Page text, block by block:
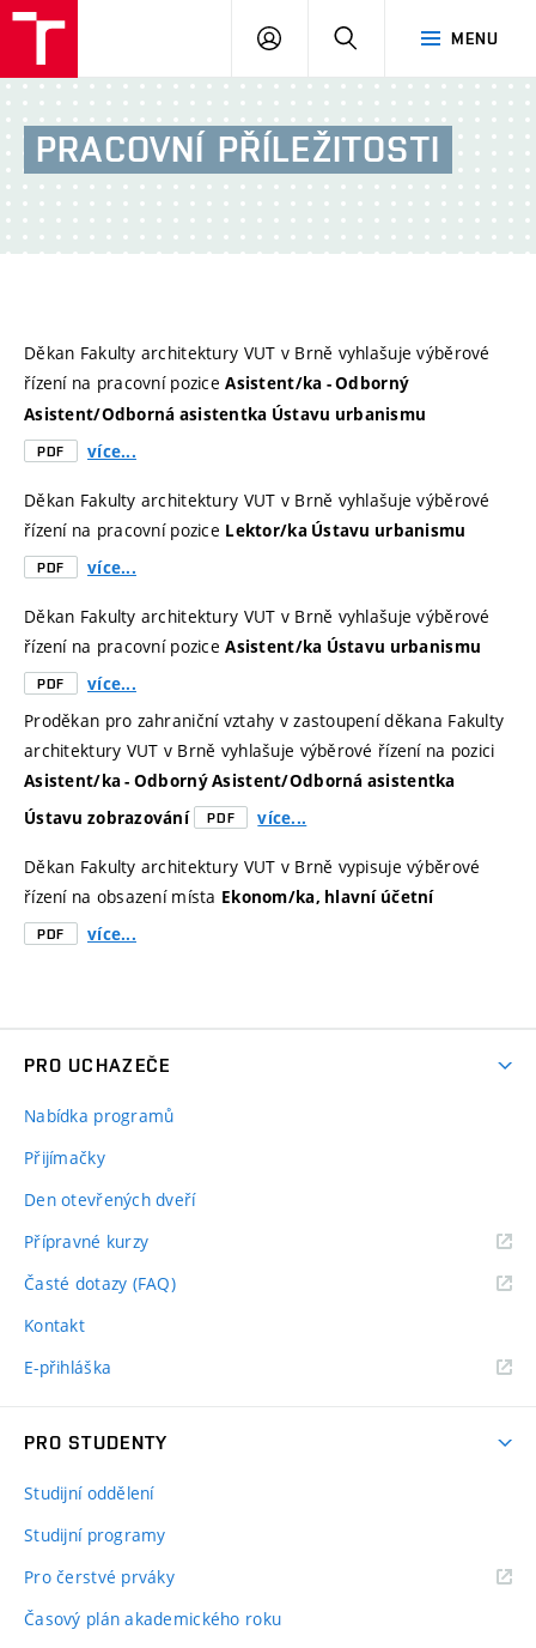
MENU
PŘIHLÁSIT
PRACOVNÍ PŘÍLEŽITOSTI
Děkan Fakulty architektury VUT v Brně vyhlašuje výběrové
řízení na pracovní poziceAsistent/ka - Odborný
Asistent/Odborná asistentka Ústavu urbanismu
PDF více...
Děkan Fakulty architektury VUT v Brně vyhlašuje výběrové
řízení na pracovní pozice Lektor/ka Ústavu urbanismu
PDF více...
Děkan Fakulty architektury VUT v Brně vyhlašuje výběrové
řízení na pracovní poziceAsistent/ka Ústavu urbanismu
PDF více...
Proděkan pro zahraniční vztahy v zastoupení děkana Fakulty
architektury VUT v Brně vyhlašuje výběrové řízení na pozici
Asistent/ka - Odborný Asistent/Odborná asistentka
Ústavu zobrazování
PDF více...
Děkan Fakulty architektury VUT v Brně vypisuje výběrové
řízení na obsazení místa Ekonom/ka, hlavní účetní
PDF více...
PRO UCHAZEČE
Nabídka programů
Přijímačky
Den otevřených dveří
Přípravné kurzy
Časté dotazy (FAQ)
Kontakt
E-přihláška
PRO STUDENTY
Studijní oddělení
Studijní programy
Pro čerstvé prváky
Časový plán akademického roku